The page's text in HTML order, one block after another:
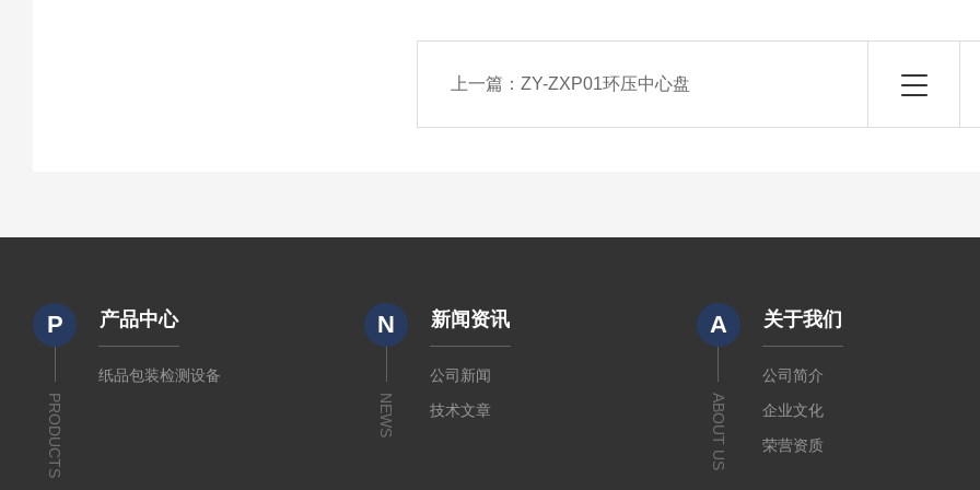
上一篇：ZY-ZXP01环压中心盘
P
PRODUCTS
产品中心
纸品包装检测设备
N
NEWS
新闻资讯
公司新闻
技术文章
A
ABOUT US
关于我们
公司简介
企业文化
荣营资质